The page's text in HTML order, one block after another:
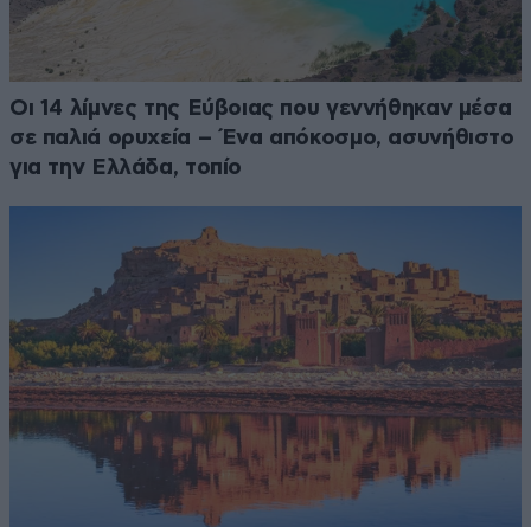
Οι 14 λίμνες της Εύβοιας που γεννήθηκαν μέσα
σε παλιά ορυχεία – Ένα απόκοσμο, ασυνήθιστο
για την Ελλάδα, τοπίο